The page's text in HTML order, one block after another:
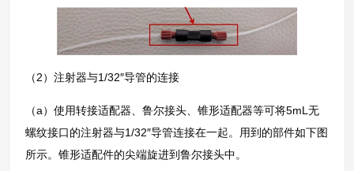
（2）注射器与1/32″导管的连接
（a）使用转接适配器、鲁尔接头、锥形适配器等可将5mL无
螺纹接口的注射器与1/32″导管连接在一起。用到的部件如下图
所示。锥形适配件的尖端旋进到鲁尔接头中。